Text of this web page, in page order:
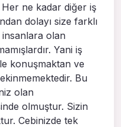
ne kadar diğer iş
dolayı size farklı
insanlara olan
Yani iş
konuşmaktan ve
Bu
olan
olmuştur. Sizin
Cebinizde tek